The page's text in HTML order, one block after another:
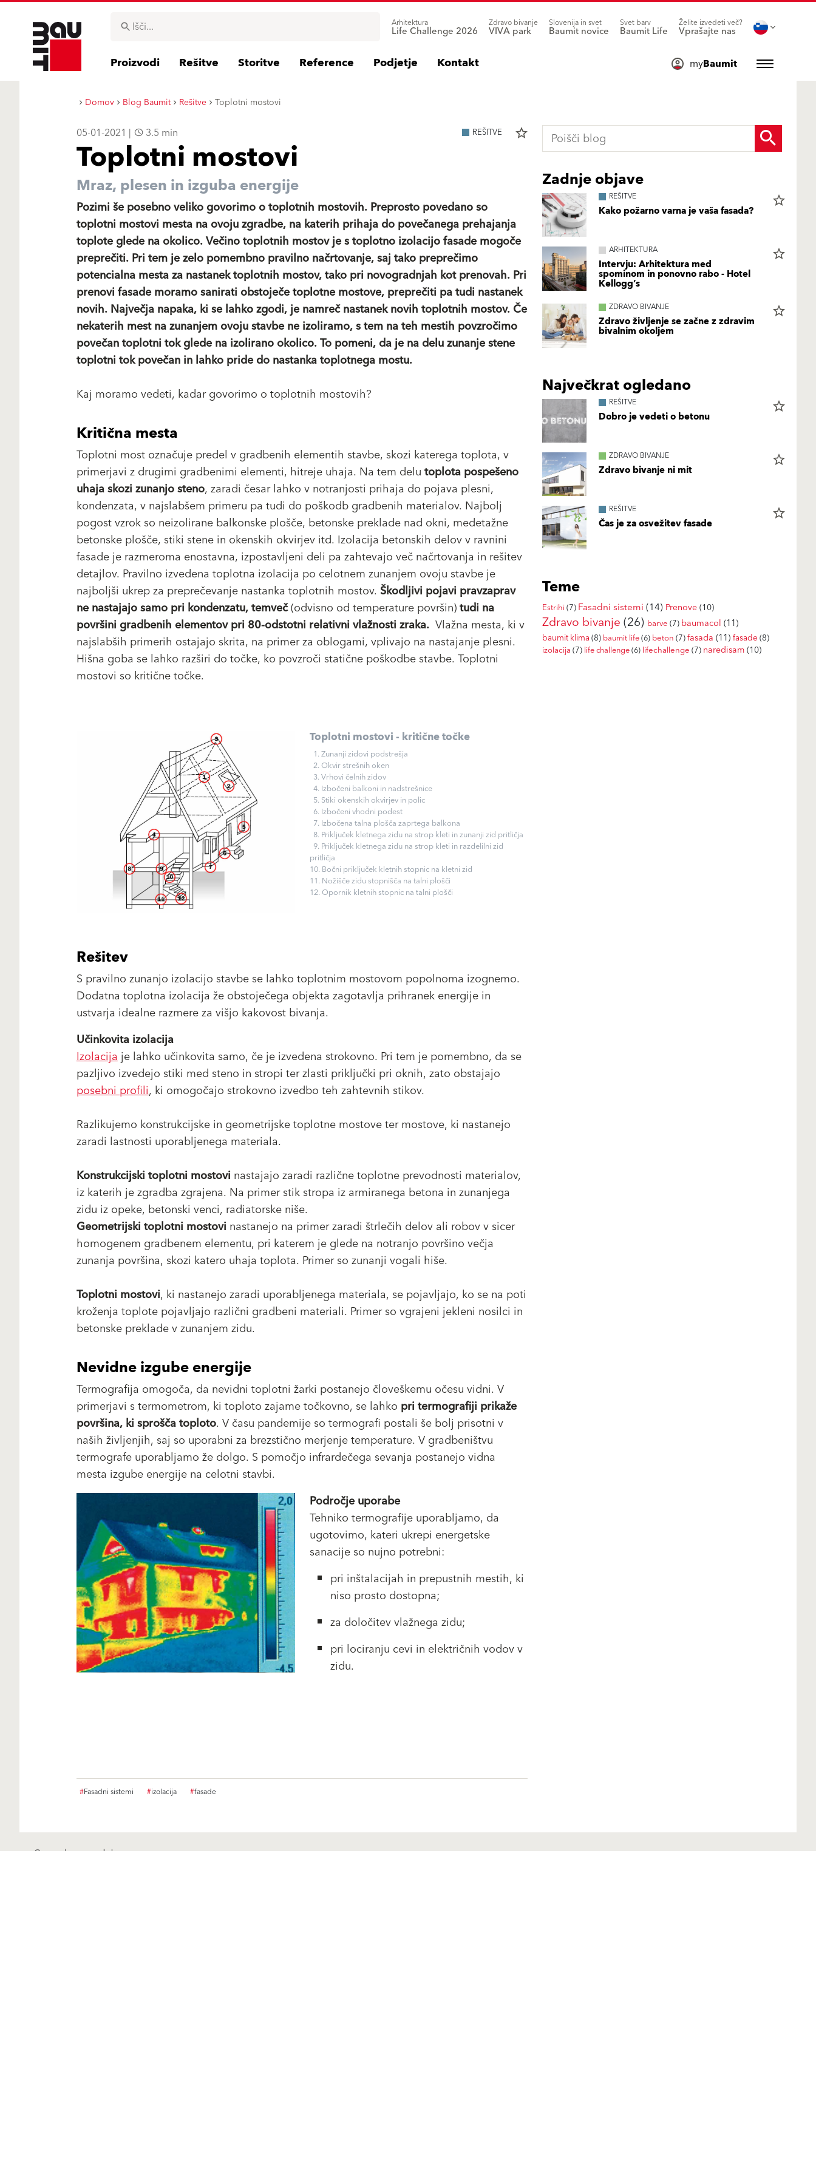
Arhitektura
Life Challenge 2026
Zdravo bivanje
VIVA park
Slovenija in svet
Baumit novice
Svet barv
Baumit Life
Želite izvedeti več?
Vprašajte nas
Proizvodi Rešitve Storitve Reference Podjetje Kontakt myBaumit
Domov Blog Baumit Rešitve Toplotni mostovi
05-01-2021 | 3.5 min REŠITVE star_border
Toplotni mostovi
Mraz, plesen in izguba energije
Pozimi še posebno veliko govorimo o toplotnih mostovih. Preprosto povedano so
toplotni mostovi mesta na ovoju zgradbe, na katerih prihaja do povečanega prehajanja
toplote glede na okolico. Večino toplotnih mostov je s toplotno izolacijo fasade mogoče
preprečiti. Pri tem je zelo pomembno pravilno načrtovanje, saj tako preprečimo
potencialna mesta za nastanek toplotnih mostov, tako pri novogradnjah kot prenovah. Pri
prenovi fasade moramo sanirati obstoječe toplotne mostove, preprečiti pa tudi nastanek
novih. Največja napaka, ki se lahko zgodi, je namreč nastanek novih toplotnih mostov. Če
nekaterih mest na zunanjem ovoju stavbe ne izoliramo, s tem na teh mestih povzročimo
povečan toplotni tok glede na izolirano okolico. To pomeni, da je na delu zunanje stene
toplotni tok povečan in lahko pride do nastanka toplotnega mostu.
Kaj moramo vedeti, kadar govorimo o toplotnih mostovih?
Kritična mesta
Toplotni most označuje predel v gradbenih elementih stavbe, skozi katerega toplota, v
primerjavi z drugimi gradbenimi elementi, hitreje uhaja. Na tem delutoplota pospešeno
uhaja skozi zunanjo steno, zaradi česar lahko v notranjosti prihaja do pojava plesni,
kondenzata, v najslabšem primeru pa tudi do poškodb gradbenih materialov. Najbolj
pogost vzrok so neizolirane balkonske plošče, betonske preklade nad okni, medetažne
betonske plošče, stiki stene in okenskih okvirjev itd. Izolacija betonskih delov v ravnini
fasade je razmeroma enostavna, izpostavljeni deli pa zahtevajo več načrtovanja in rešitev
detajlov. Pravilno izvedena toplotna izolacija po celotnem zunanjem ovoju stavbe je
najboljši ukrep za preprečevanje nastanka toplotnih mostov.Škodljivi pojavi pravzaprav
ne nastajajo samo pri kondenzatu, temveč(odvisno od temperature površin)tudi na
površini gradbenih elementov pri 80-odstotni relativni vlažnosti zraka. Vlažna mesta, ki v
najslabših primerih ostajajo skrita, na primer za oblogami, vplivajo na nastajanje plesni.
Hišna goba se lahko razširi do točke, ko povzroči statične poškodbe stavbe. Toplotni
mostovi so kritične točke.
Toplotni mostovi - kritične točke
1. Zunanji zidovi podstrešja
2. Okvir strešnih oken
3. Vrhovi čelnih zidov
4. Izbočeni balkoni in nadstrešnice
5. Stiki okenskih okvirjev in polic
6. Izbočeni vhodni podest
7. Izbočena talna plošča zaprtega balkona
8. Priključek kletnega zidu na strop kleti in zunanji zid pritličja
9. Priključek kletnega zidu na strop kleti in razdelilni zid
pritličja
10. Bočni priključek kletnih stopnic na kletni zid
11. Nožišče zidu stopnišča na talni plošči
12. Opornik kletnih stopnic na talni plošči
Rešitev
S pravilno zunanjo izolacijo stavbe se lahko toplotnim mostovom popolnoma izognemo.
Dodatna toplotna izolacija že obstoječega objekta zagotavlja prihranek energije in
ustvarja idealne razmere za višjo kakovost bivanja.
Učinkovita izolacija
Izolacijaje lahko učinkovita samo, če je izvedena strokovno. Pri tem je pomembno, da se
pazljivo izvedejo stiki med steno in stropi ter zlasti priključki pri oknih, zato obstajajo
posebni profili, ki omogočajo strokovno izvedbo teh zahtevnih stikov.
Razlikujemo konstrukcijske in geometrijske toplotne mostove ter mostove, ki nastanejo
zaradi lastnosti uporabljenega materiala.
Konstrukcijski toplotni mostovi nastajajo zaradi različne toplotne prevodnosti materialov,
iz katerih je zgradba zgrajena. Na primer stik stropa iz armiranega betona in zunanjega
zidu iz opeke, betonski venci, radiatorske niše.
Geometrijski toplotni mostovi nastanejo na primer zaradi štrlečih delov ali robov v sicer
homogenem gradbenem elementu, pri katerem je glede na notranjo površino večja
zunanja površina, skozi katero uhaja toplota. Primer so zunanji vogali hiše.
Toplotni mostovi, ki nastanejo zaradi uporabljenega materiala, se pojavljajo, ko se na poti
kroženja toplote pojavljajo različni gradbeni materiali. Primer so vgrajeni jekleni nosilci in
betonske preklade v zunanjem zidu.
Nevidne izgube energije
Termografija omogoča, da nevidni toplotni žarki postanejo človeškemu očesu vidni. V
primerjavi s termometrom, ki toploto zajame točkovno, se lahko pri termografiji prikaže
površina, ki sprošča toploto. V času pandemije so termografi postali še bolj prisotni v
naših življenjih, saj so uporabni za brezstično merjenje temperature. V gradbeništvu
termografe uporabljamo že dolgo. S pomočjo infrardečega sevanja postanejo vidna
mesta izgube energije na celotni stavbi.
Področje uporabe
Tehniko termografije uporabljamo, da
ugotovimo, kateri ukrepi energetske
sanacije so nujno potrebni:
pri inštalacijah in prepustnih mestih, ki
niso prosto dostopna;
za določitev vlažnega zidu;
pri lociranju cevi in električnih vodov v
zidu.
#Fasadni sistemi #izolacija #fasade
Zadnje objave
REŠITVE
Kako požarno varna je vaša fasada?
star_border
ARHITEKTURA
Intervju: Arhitektura med
spominom in ponovno rabo - Hotel
Kellogg’s
star_border
ZDRAVO BIVANJE
Zdravo življenje se začne z zdravim
bivalnim okoljem
star_border
Največkrat ogledano
REŠITVE
Dobro je vedeti o betonu
star_border
ZDRAVO BIVANJE
Zdravo bivanje ni mit
star_border
REŠITVE
Čas je za osvežitev fasade
star_border
Teme
Estrihi(7)Fasadni sistemi(14) Prenove(10)
Zdravo bivanje(26) barve(7)baumacol (11)
baumit klima(8)baumit life(6)beton(7)fasada (11)fasade(8)
izolacija(7)life challenge(6)lifechallenge(7)naredisam(10)
Sorodna vsebina